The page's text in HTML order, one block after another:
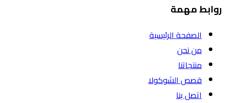
روابط مهمة
الصفحة الرئيسية
من نحن
منتجاتنا
قصص الشوكولا
اتصل بنا